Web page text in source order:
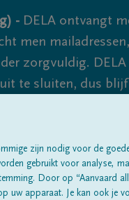
- DELA ontvangt
men
zorgvuldig.
te sluiten, dus blijf
Alle
zijn nodig voor de
gebruikt voor analyse,
Door op “Aanvaard
uw apparaat. Je kan ook je